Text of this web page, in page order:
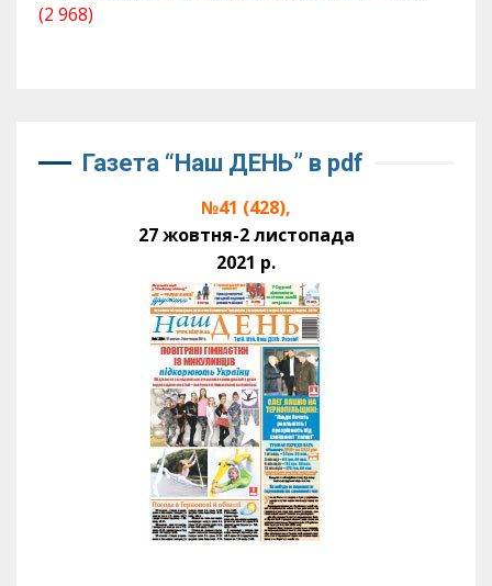
(2 968)
Газета “Наш ДЕНЬ” в pdf
№41 (428),
27 жовтня-2 листопада
2021 р.